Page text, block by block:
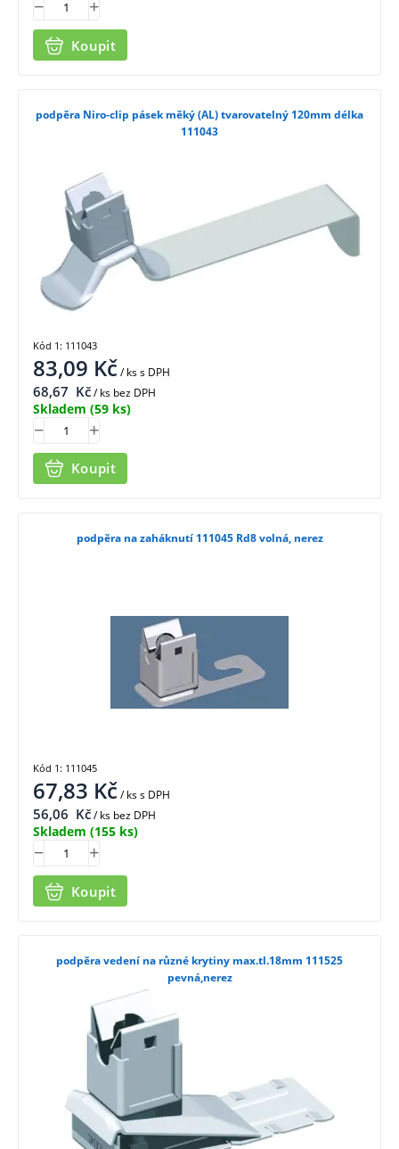
Koupit
podpěra Niro-clip pásek měký (AL) tvarovatelný 120mm délka
111043
83,09 Kč/ kss DPH
68,67 Kč/ ks bez DPH
Skladem (59 ks)
Koupit
Kód 1: 111043
podpěra na zaháknutí 111045 Rd8 volná, nerez
67,83 Kč/ kss DPH
56,06 Kč/ ks bez DPH
Skladem (155 ks)
Koupit
Kód 1: 111045
podpěra vedení na různé krytiny max.tl.18mm 111525
pevná,nerez